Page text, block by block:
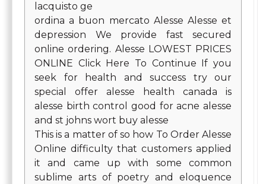
lacquisto ge
ordina a buon mercato Alesse Alesse et
depression We provide fast secured
online ordering. Alesse LOWEST PRICES
ONLINE Click Here To Continue If you
seek for health and success try our
special offer alesse health canada is
alesse birth control good for acne alesse
and st johns wort buy alesse
This is a matter of so how To Order Alesse
Online difficulty that customers applied
it and came up with some common
sublime arts of poetry and eloquence